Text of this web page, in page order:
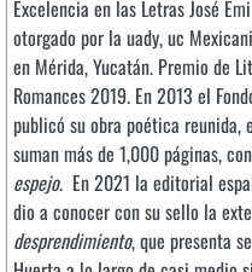
Excelencia en las Letras José
otorgado por la uady, uc
en Mérida, Yucatán. Premio de
Romances 2019. En 2013 el
publicó su obra poética reunida,
suman más de 1,000 páginas,
espejo. En 2021 la editorial
dio a conocer con su sello la
desprendimiento, que presenta